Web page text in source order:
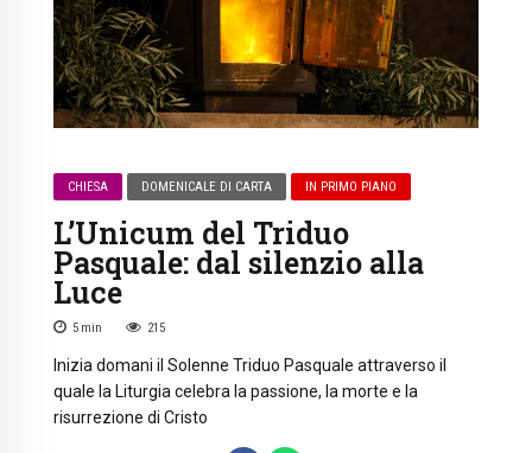
CHIESA DOMENICALE DI CARTA IN PRIMO PIANO
L’Unicum del Triduo
Pasquale: dal silenzio alla
Luce
5 min 215
Inizia domani il Solenne Triduo Pasquale attraverso il
quale la Liturgia celebra la passione, la morte e la
risurrezione di Cristo